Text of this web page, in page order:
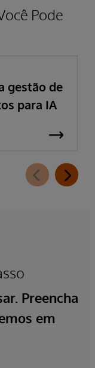
Pode
gestão de
para IA
Preencha
em